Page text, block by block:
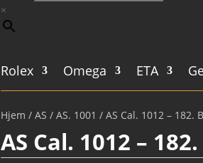
×
Rolex Omega ETA
Hjem /AS /AS. 1001 / AS Cal. 1012 – 182.
AS Cal. 1012 –